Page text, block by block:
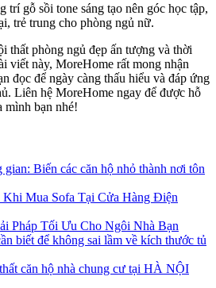
trí gỗ sồi tone sáng tạo nên góc học tập,
trẻ trung cho phòng ngủ nữ.
thất phòng ngủ đẹp ấn tượng và thời
viết này, MoreHome rất mong nhận
đọc để ngày càng thấu hiểu và đáp ứng
Liên hệ MoreHome ngay để được hỗ
mình bạn nhé!
Biến các căn hộ nhỏ thành nơi tôn
Mua Sofa Tại Cửa Hàng Điện
Pháp Tối Ưu Cho Ngôi Nhà Bạn
biết để không sai lầm về kích thước tủ
căn hộ nhà chung cư tại HÀ NỘI